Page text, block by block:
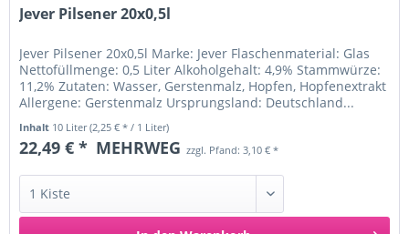
Jever Pilsener 20x0,5l
Jever Pilsener 20x0,5l Marke: Jever Flaschenmaterial: Glas
Nettofüllmenge: 0,5 Liter Alkoholgehalt: 4,9% Stammwürze:
11,2% Zutaten: Wasser, Gerstenmalz, Hopfen, Hopfenextrakt
Allergene: Gerstenmalz Ursprungsland: Deutschland...
Inhalt 10 Liter(2,25 € * / 1 Liter)
22,49 € * MEHRWEG zzgl. Pfand: 3,10 € *